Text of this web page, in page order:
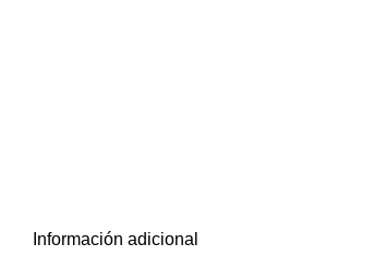
Información adicional